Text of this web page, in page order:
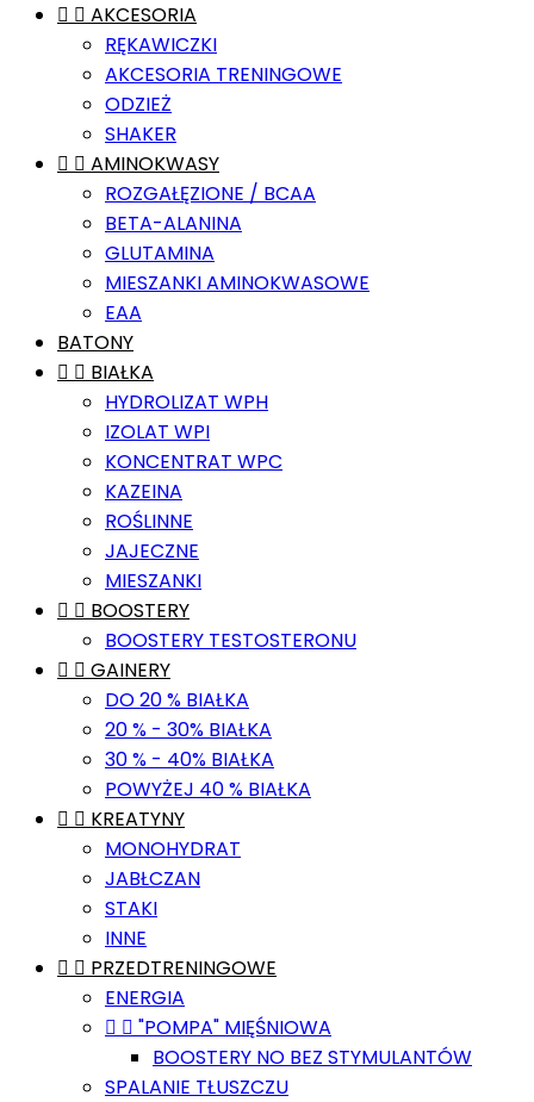
  AKCESORIA
RĘKAWICZKI
AKCESORIA TRENINGOWE
ODZIEŻ
SHAKER
  AMINOKWASY
ROZGAŁĘZIONE / BCAA
BETA-ALANINA
GLUTAMINA
MIESZANKI AMINOKWASOWE
EAA
BATONY
  BIAŁKA
HYDROLIZAT WPH
IZOLAT WPI
KONCENTRAT WPC
KAZEINA
ROŚLINNE
JAJECZNE
MIESZANKI
  BOOSTERY
BOOSTERY TESTOSTERONU
  GAINERY
DO 20 % BIAŁKA
20 % - 30% BIAŁKA
30 % - 40% BIAŁKA
POWYŻEJ 40 % BIAŁKA
  KREATYNY
MONOHYDRAT
JABŁCZAN
STAKI
INNE
  PRZEDTRENINGOWE
ENERGIA
  "POMPA" MIĘŚNIOWA
BOOSTERY NO BEZ STYMULANTÓW
SPALANIE TŁUSZCZU